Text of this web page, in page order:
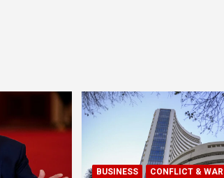
BUSINESS
CONFLICT & WAR